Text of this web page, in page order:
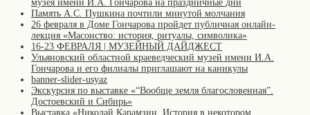
музея имени И.А. Гончарова на праздничные дни
Память А.С. Пушкина почтили минутой молчания
26 февраля в Доме Гончарова пройдет публичная онлайн-
лекция «Масонство: история, ритуалы, символика»
16-23 ФЕВРАЛЯ | МУЗЕЙНЫЙ ДАЙДЖЕСТ
Ульяновский областной краеведческий музей имени И.А.
Гончарова и его филиалы приглашают на каникулы
banner-slider-usyaz
Экскурсия по выставке «“Вообще земля благословенная”.
Достоевский и Сибирь»
Выставка «Николай Карамзин. История в некотором